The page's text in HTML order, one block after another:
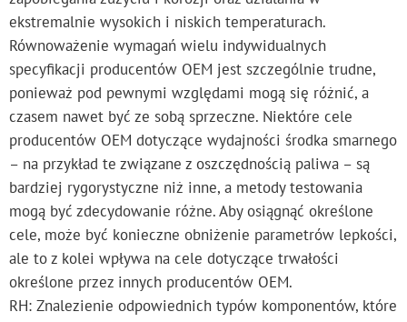
ekstremalnie wysokich i niskich temperaturach.
Równoważenie wymagań wielu indywidualnych
specyfikacji producentów OEM jest szczególnie trudne,
ponieważ pod pewnymi względami mogą się różnić, a
czasem nawet być ze sobą sprzeczne. Niektóre cele
producentów OEM dotyczące wydajności środka smarnego
– na przykład te związane z oszczędnością paliwa – są
bardziej rygorystyczne niż inne, a metody testowania
mogą być zdecydowanie różne. Aby osiągnąć określone
cele, może być konieczne obniżenie parametrów lepkości,
ale to z kolei wpływa na cele dotyczące trwałości
określone przez innych producentów OEM.
RH: Znalezienie odpowiednich typów komponentów, które